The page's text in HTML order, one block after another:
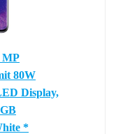
MP
80W
Display,
*